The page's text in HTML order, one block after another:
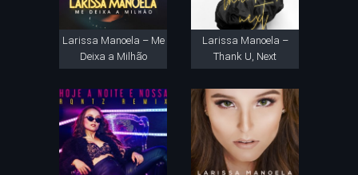
Larissa Manoela – Me
Deixa a Milhão
Larissa Manoela –
Thank U, Next